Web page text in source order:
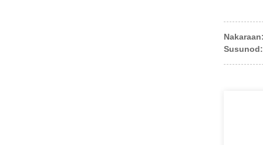
Nakaraan:
Susunod: